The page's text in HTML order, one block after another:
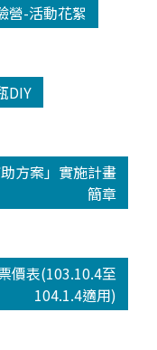
營-活動花絮
DIY
方案」實施計畫
簡章
價表(103.10.4至
104.1.4適用)